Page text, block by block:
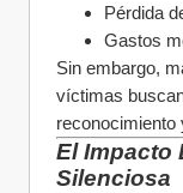
Pérdida
Gastos
Sin embargo,
víctimas
reconocimiento
El Impacto
Silenciosa